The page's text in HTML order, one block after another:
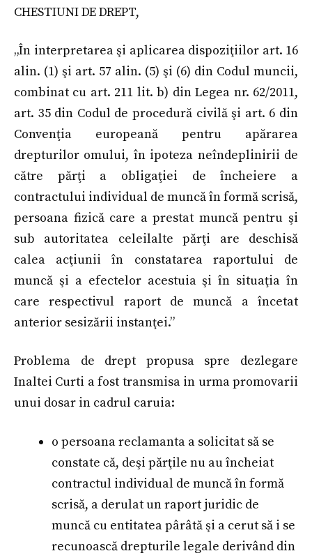
CHESTIUNI DE DREPT,
„În interpretarea şi aplicarea dispoziţiilor art. 16
alin. (1) şi art. 57 alin. (5) şi (6) din Codul muncii,
combinat cu art. 211 lit. b) din Legea nr. 62/2011,
art. 35 din Codul de procedură civilă şi art. 6 din
Convenţia europeană pentru apărarea
drepturilor omului, în ipoteza neîndeplinirii de
către părţi a obligaţiei de încheiere a
contractului individual de muncă în formă scrisă,
persoana fizică care a prestat muncă pentru şi
sub autoritatea celeilalte părţi are deschisă
calea acţiunii în constatarea raportului de
muncă şi a efectelor acestuia şi în situaţia în
care respectivul raport de muncă a încetat
anterior sesizării instanţei.”
Problema de drept propusa spre dezlegare
Inaltei Curti a fost transmisa in urma promovarii
unui dosar in cadrul caruia:
o persoana reclamanta a solicitat să se
constate că, deşi părţile nu au încheiat
contractul individual de muncă în formă
scrisă, a derulat un raport juridic de
muncă cu entitatea pârâtă şi a cerut să i se
recunoască drepturile legale derivând din